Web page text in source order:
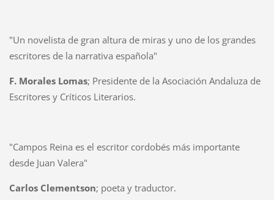
"Un novelista de gran altura de miras y uno de los grandes
escritores de la narrativa española"
F. Morales Lomas; Presidente de la Asociación Andaluza de
Escritores y Críticos Literarios.
"Campos Reina es el escritor cordobés más importante
desde Juan Valera"
Carlos Clementson; poeta y traductor.